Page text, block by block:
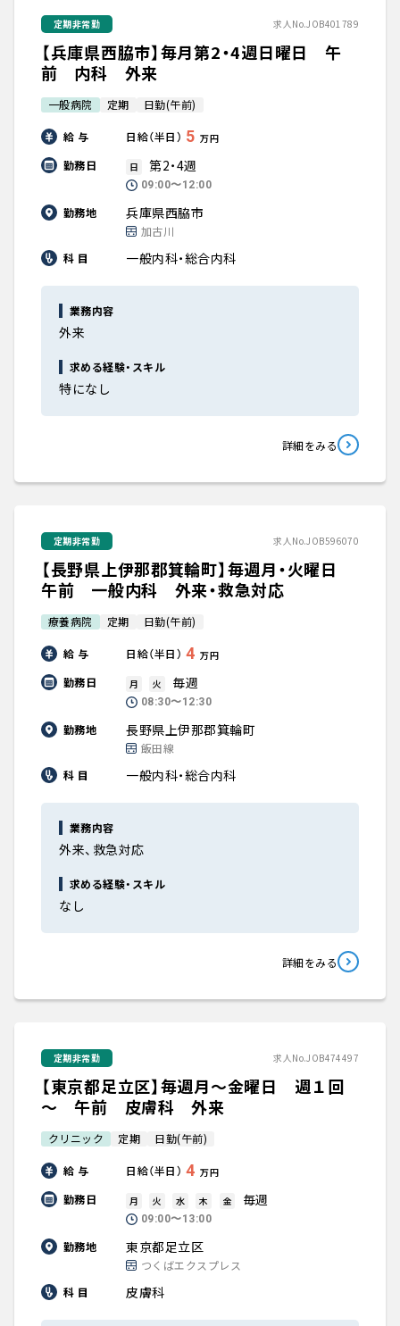
定期非常勤 求人No.JOB401789
【兵庫県西脇市】毎月第2・4週日曜日 午
前 内科 外来
一般病院 定期 日勤(午前)
給 与 日給（半日） 5 万円
勤務日 日 第2・4週
09:00〜12:00
勤務地 兵庫県西脇市
加古川
科 目
一般内科・総合内科
業務内容
外来
求める経験・スキル
特になし
詳細をみる
定期非常勤 求人No.JOB596070
【長野県上伊那郡箕輪町】毎週月・火曜日
午前 一般内科 外来・救急対応
療養病院 定期 日勤(午前)
給 与 日給（半日） 4 万円
勤務日 月 火 毎週
08:30〜12:30
勤務地 長野県上伊那郡箕輪町
飯田線
科 目
一般内科・総合内科
業務内容
外来、救急対応
求める経験・スキル
なし
詳細をみる
定期非常勤 求人No.JOB474497
【東京都足立区】毎週月～金曜日 週１回
～ 午前 皮膚科 外来
クリニック 定期 日勤(午前)
給 与 日給（半日） 4 万円
勤務日 月 火 水 木 金 毎週
09:00〜13:00
勤務地 東京都足立区
つくばエクスプレス
科 目
皮膚科